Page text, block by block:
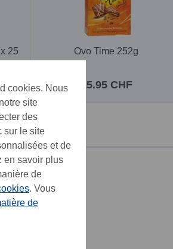
25
Ovo Time 252g
15.95 CHF
cookies. Nous
site
des
sur le site
et de
en savoir plus
de
. Vous
de